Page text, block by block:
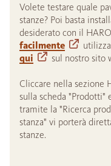
Volete testare quale
stanze? Poi basta
desiderato con il
facilmente
qui
sul nostro sito
Cliccare nella sezione
sulla scheda "Prodotti"
tramite la "Ricerca
stanza" vi porterà
stanze.